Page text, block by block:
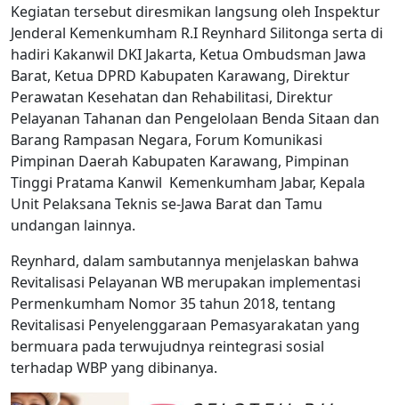
Kegiatan tersebut diresmikan langsung oleh Inspektur
Jenderal Kemenkumham R.I Reynhard Silitonga serta di
hadiri Kakanwil DKI Jakarta, Ketua Ombudsman Jawa
Barat, Ketua DPRD Kabupaten Karawang, Direktur
Perawatan Kesehatan dan Rehabilitasi, Direktur
Pelayanan Tahanan dan Pengelolaan Benda Sitaan dan
Barang Rampasan Negara, Forum Komunikasi
Pimpinan Daerah Kabupaten Karawang, Pimpinan
Tinggi Pratama Kanwil Kemenkumham Jabar, Kepala
Unit Pelaksana Teknis se-Jawa Barat dan Tamu
undangan lainnya.
Reynhard, dalam sambutannya menjelaskan bahwa
Revitalisasi Pelayanan WB merupakan implementasi
Permenkumham Nomor 35 tahun 2018, tentang
Revitalisasi Penyelenggaraan Pemasyarakatan yang
bermuara pada terwujudnya reintegrasi sosial
terhadap WBP yang dibinanya.